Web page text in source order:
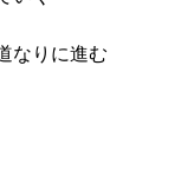
なりに進む